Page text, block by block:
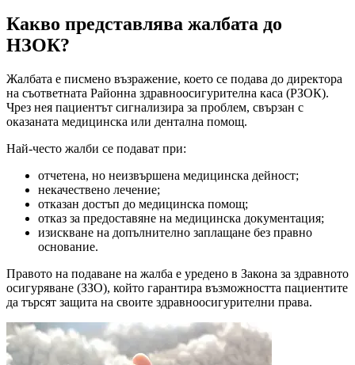
Какво представлява жалбата до
НЗОК?
Жалбата е писмено възражение, което се подава до директора
на съответната Районна здравноосигурителна каса (РЗОК).
Чрез нея пациентът сигнализира за проблем, свързан с
оказаната медицинска или дентална помощ.
Най-често жалби се подават при:
отчетена, но неизвършена медицинска дейност;
некачествено лечение;
отказан достъп до медицинска помощ;
отказ за предоставяне на медицинска документация;
изискване на допълнително заплащане без правно
основание.
Правото на подаване на жалба е уредено в Закона за здравното
осигуряване (ЗЗО), който гарантира възможността пациентите
да търсят защита на своите здравноосигурителни права.